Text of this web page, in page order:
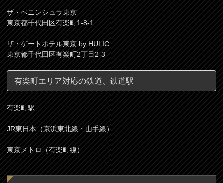
ザ・ペニンシュラ東京
東京都千代田区有楽町1-8-1
ザ・ゲートホテル東京 by HULIC
東京都千代田区有楽町2丁目2-3
有楽町エリア対応の鉄道、鉄道駅
有楽町駅
JR東日本（京浜東北線・山手線）
東京メトロ（有楽町線）